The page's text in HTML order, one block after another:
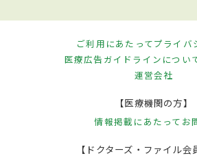
ご利用にあたってプライバ
医療広告ガイドラインについ
運営会社
【医療機関の方】
情報掲載にあたって お
【ドクターズ・ファイル会